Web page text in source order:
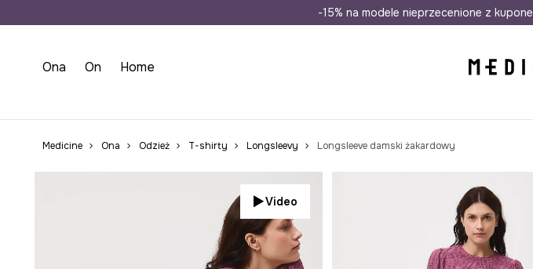
Wysyłka nawet w 24h Darmowa
-15% na modele nieprzecenione z
Ona On Home
Medicine Ona Odzież T-shirty Longsleevy Longsleeve damski żakardowy
Video